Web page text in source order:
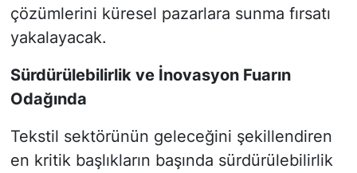
çözümlerini küresel pazarlara sunma fırsatı
yakalayacak.
Sürdürülebilirlik ve İnovasyon Fuarın
Odağında
Tekstil sektörünün geleceğini şekillendiren
en kritik başlıkların başında sürdürülebilirlik